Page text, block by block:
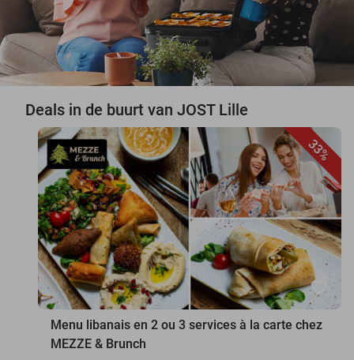
Deals in de buurt van JOST Lille
33%
favorite_border
Menu libanais en 2 ou 3 services à la carte chez
MEZZE & Brunch